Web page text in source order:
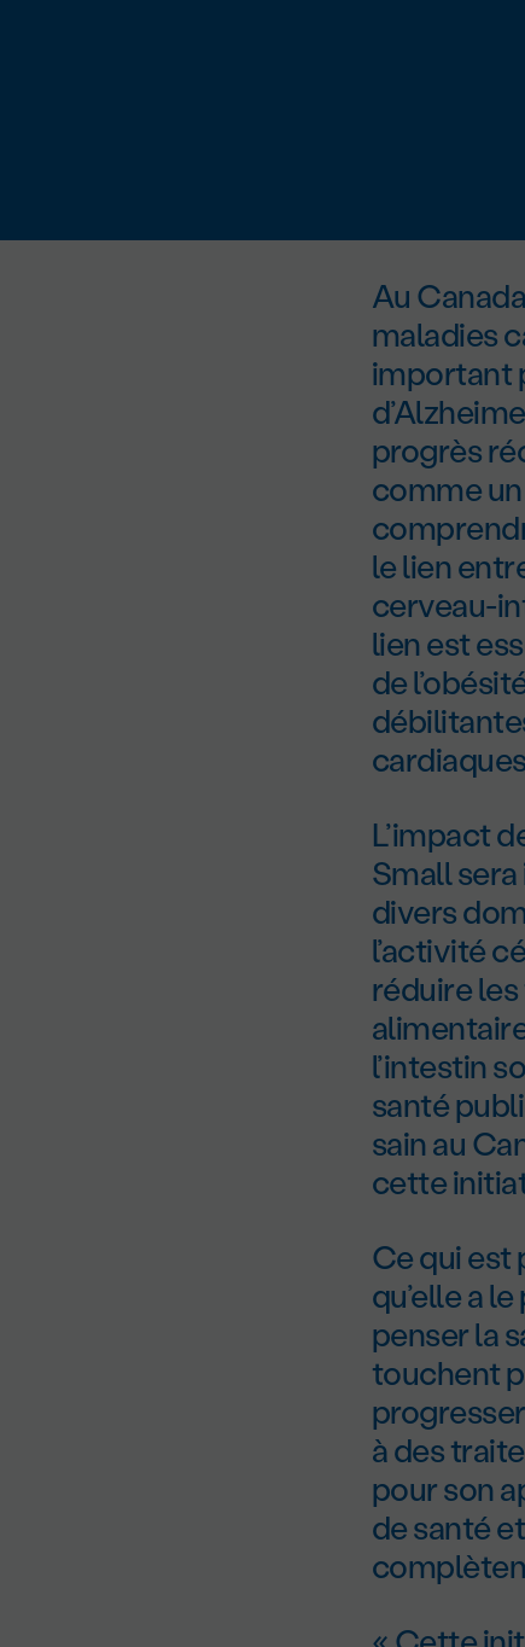
Au
maladies
important
progrès
comme
le lien
cerveau-
lien est
de
L’impact
Small
divers
l’activité
réduire
l’intestin
santé
sain au
cette
Ce qui est
qu’elle a
penser la
touchent
à des
pour son
de santé